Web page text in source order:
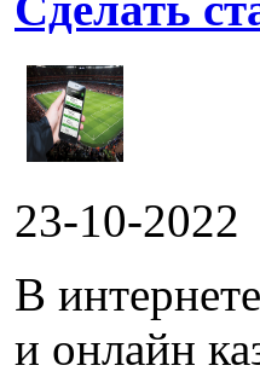
23-10-2022
В
и онлайн